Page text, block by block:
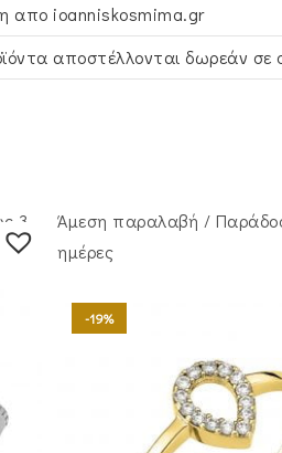
απο ioanniskosmima.gr
αποστέλλονται δωρεάν σε
3
Άμεση παραλαβή /
ημέρες
-19%